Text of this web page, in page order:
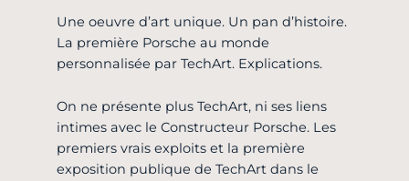
Une oeuvre d’art unique. Un pan d’histoire.
La première Porsche au monde
personnalisée par TechArt. Explications.
On ne présente plus TechArt, ni ses liens
intimes avec le Constructeur Porsche. Les
premiers vrais exploits et la première
exposition publique de TechArt dans le